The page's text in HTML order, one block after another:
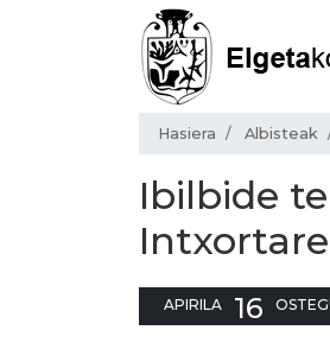
Hasiera Albisteak
Ibilbide
APIRILA 16